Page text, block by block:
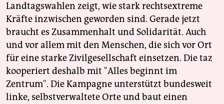
Landtagswahlen zeigt, wie stark rechtsextreme
Kräfte inzwischen geworden sind. Gerade jetzt
braucht es Zusammenhalt und Solidarität. Auch
und vor allem mit den Menschen, die sich vor Ort
für eine starke Zivilgesellschaft einsetzen. Die taz
kooperiert deshalb mit "Alles beginnt im
Zentrum". Die Kampagne unterstützt bundesweit
linke, selbstverwaltete Orte und baut einen